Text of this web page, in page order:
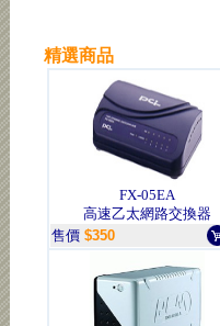
精選商品
FX-05EA
高速乙太網路交換器
售價 $350